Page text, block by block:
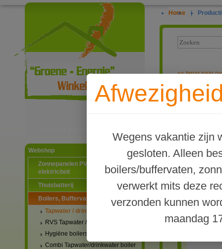
Webshop
Zonnepanelen PV-systemen
elektriciteit
Thuisbatterij
Boilers, Buffervaten en toebehoren
Tapwater / drinkwater boilers
RVS Tapwater / drinkwater boilers
Hygiëne boilers
Combi Tapwater/drinkwater boiler
Home |
Wegens vakantie zijn
gesloten. Alleen
boilers/buffervaten,
verwerkt mits deze
verzonden kunnen
maandag
<<terug naar
CORREX
voor boilers